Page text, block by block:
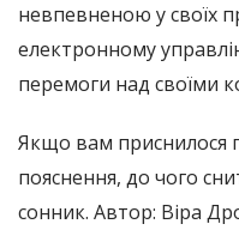
невпевненою у своїх
електронному
перемоги над своїми
Якщо вам приснилося
пояснення, до чого
сонник. Автор: Віра